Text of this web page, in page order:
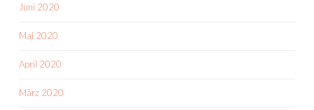
Juni 2020
Mai 2020
April 2020
März 2020